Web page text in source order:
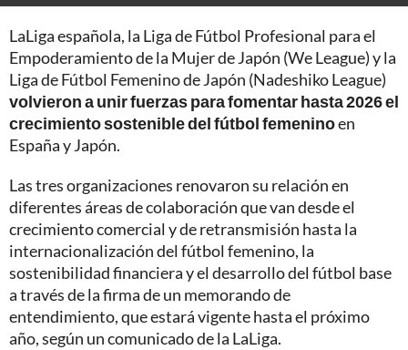
LaLiga española, la Liga de Fútbol Profesional para el
Empoderamiento de la Mujer de Japón (We League) y la
Liga de Fútbol Femenino de Japón (Nadeshiko League)
volvieron a unir fuerzas para fomentar hasta 2026 el
crecimiento sostenible del fútbol femeninoen
España y Japón.
Las tres organizaciones renovaron su relación en
diferentes áreas de colaboración que van desde el
crecimiento comercial y de retransmisión hasta la
internacionalización del fútbol femenino, la
sostenibilidad financiera y el desarrollo del fútbol base
a través de la firma de un memorando de
entendimiento, que estará vigente hasta el próximo
año, según un comunicado de la LaLiga.